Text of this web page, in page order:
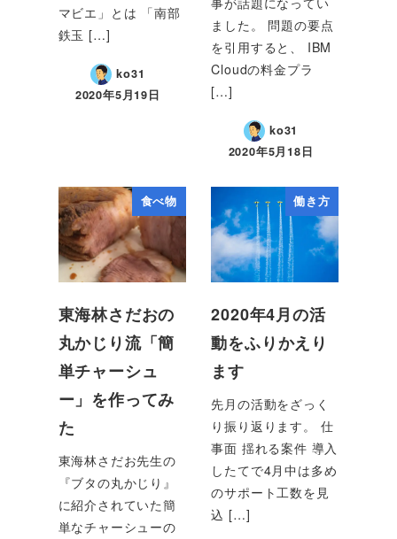
マビエ」とは 「南部
鉄玉 […]
ko31
2020年5月19日
ました。 問題の要点
を引用すると、 IBM
Cloudの料金プラ
[…]
ko31
2020年5月18日
食べ物
東海林さだおの
丸かじり流「簡
単チャーシュ
ー」を作ってみ
た
東海林さだお先生の
『ブタの丸かじり』
に紹介されていた簡
単なチャーシューの
働き方
2020年4月の活
動をふりかえり
ます
先月の活動をざっく
り振り返ります。 仕
事面 揺れる案件 導入
したてで4月中は多め
のサポート工数を見
込 […]